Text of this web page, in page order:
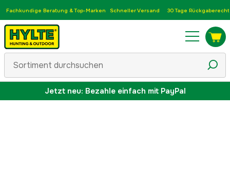
Fachkundige Beratung & Top-Marken Schneller Versand 30 Tage Rückgaberecht
Jetzt neu: Bezahle einfach mit PayPal